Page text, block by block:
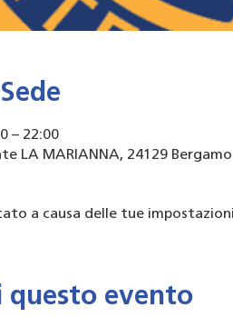
– 22:00
LA MARIANNA, 24129
a causa delle tue
questo evento